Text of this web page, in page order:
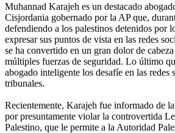
Muhannad Karajeh es un destacado
Cisjordania gobernado por la AP que,
defendiendo a los palestinos detenidos por
expresar sus puntos de vista en las redes
se ha convertido en un gran dolor de
múltiples fuerzas de seguridad. Lo último
abogado inteligente los desafíe en las redes
tribunales.
Recientemente, Karajeh fue informado de
por presuntamente violar la controvertida
Palestino, que le permite a la Autoridad